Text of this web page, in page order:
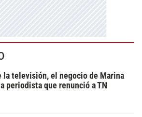
la televisión, el negocio de Marina
periodista que renunció a TN